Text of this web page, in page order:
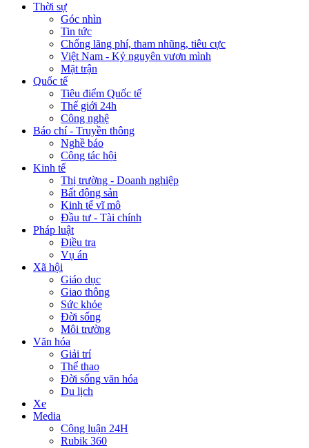
Thời sự
Góc nhìn
Tin tức
Chống lãng phí, tham nhũng, tiêu cực
Việt Nam - Kỷ nguyên vươn mình
Mặt trận
Quốc tế
Tiêu điểm Quốc tế
Thế giới 24h
Công nghệ
Báo chí - Truyền thông
Nghề báo
Công tác hội
Kinh tế
Thị trường - Doanh nghiệp
Bất động sản
Kinh tế vĩ mô
Đầu tư - Tài chính
Pháp luật
Điều tra
Vụ án
Xã hội
Giáo dục
Giao thông
Sức khỏe
Đời sống
Môi trường
Văn hóa
Giải trí
Thể thao
Đời sống văn hóa
Du lịch
Xe
Media
Công luận 24H
Rubik 360